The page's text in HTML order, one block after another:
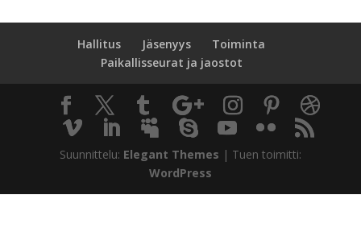
Hallitus Jäsenyys
Toiminta
Paikallisseurat ja jaostot
Suunnittelu: Elegant Themes | Tuen toimitti:
WordPress